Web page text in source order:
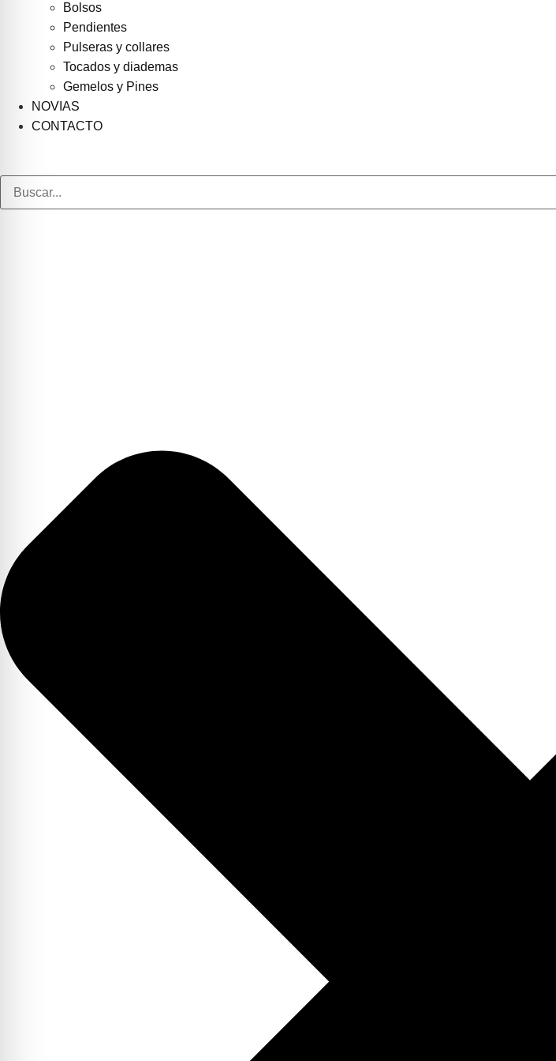
Bolsos
Pendientes
Pulseras y collares
Tocados y diademas
Gemelos y Pines
NOVIAS
CONTACTO